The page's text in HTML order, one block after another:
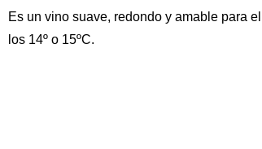
Es un vino suave, redondo y amable para
los 14º o 15ºC.